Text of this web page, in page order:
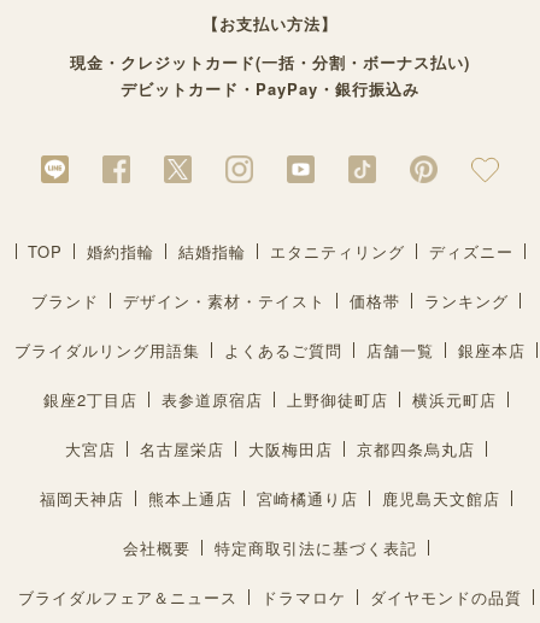
【お支払い方法】
現金・クレジットカード(一括・分割・ボーナス払い)
デビットカード・PayPay・銀行振込み
TOP 婚約指輪 結婚指輪 エタニティリング ディズニー
ブランド デザイン・素材・テイスト 価格帯 ランキング
ブライダルリング用語集 よくあるご質問 店舗一覧 銀座本店
銀座2丁目店 表参道原宿店 上野御徒町店 横浜元町店
大宮店 名古屋栄店 大阪梅田店 京都四条烏丸店
福岡天神店 熊本上通店 宮崎橘通り店 鹿児島天文館店
会社概要 特定商取引法に基づく表記
ブライダルフェア＆ニュース ドラマロケ ダイヤモンドの品質